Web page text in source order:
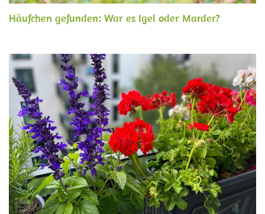
Häufchen gefunden: War es Igel oder Marder?